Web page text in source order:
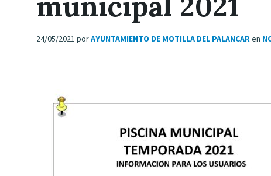
24/05/2021 porAYUNTAMIENTO DE MOTILLA DEL PALANCARen